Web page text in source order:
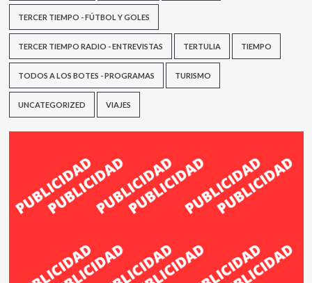
TERCER TIEMPO - FÚTBOL Y GOLES
TERCER TIEMPO RADIO - ENTREVISTAS TERTULIA TIEMPO
TODOS A LOS BOTES - PROGRAMAS TURISMO
UNCATEGORIZED VIAJES